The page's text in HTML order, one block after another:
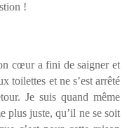
!
cœur a fini de saigner et
toilettes et ne s’est arrêté
Je suis quand même
plus juste, qu’il ne se soit